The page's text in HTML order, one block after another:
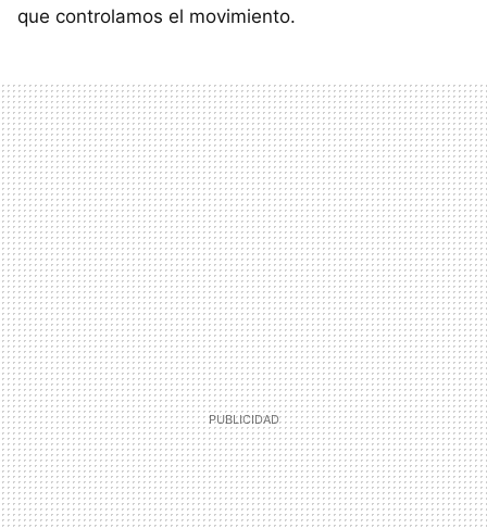
que controlamos el movimiento.